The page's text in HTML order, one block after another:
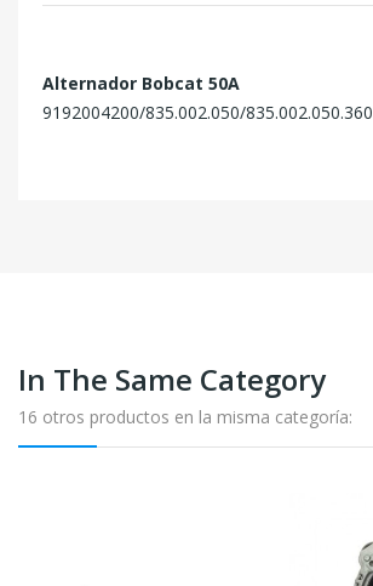
Alternador Bobcat 50A
9192004200/835.002.050/835.002.050.360
In The Same Category
16 otros productos en la misma categoría: